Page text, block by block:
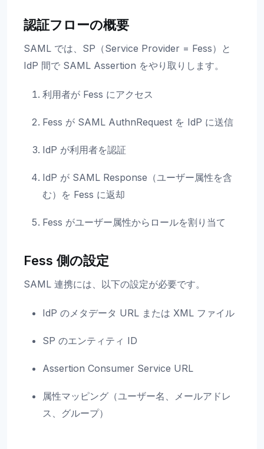
認証フローの概要
SAML では、SP（Service Provider = Fess）と
IdP 間で SAML Assertion をやり取りします。
利用者が Fess にアクセス
Fess が SAML AuthnRequest を IdP に送信
IdP が利用者を認証
IdP が SAML Response（ユーザー属性を含
む）を Fess に返却
Fess がユーザー属性からロールを割り当て
Fess 側の設定
SAML 連携には、以下の設定が必要です。
IdP のメタデータ URL または XML ファイル
SP のエンティティ ID
Assertion Consumer Service URL
属性マッピング（ユーザー名、メールアドレ
ス、グループ）